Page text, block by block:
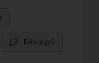
Bika jegyű